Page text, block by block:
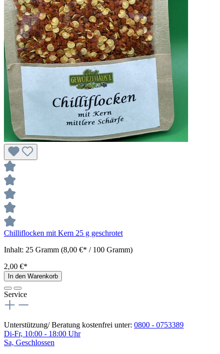
Chilliflocken mit Kern 25 g geschrotet
Inhalt: 25 Gramm (8,00 €* / 100 Gramm)
2,00 €*
In den Warenkorb
Service
Unterstützung/ Beratung kostenfrei unter: 0800 - 0753389
Di-Fr, 10:00 - 18:00 Uhr
Sa, Geschlossen